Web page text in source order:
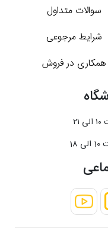
سوالات متداول
شرایط مرجوعی
همکاری در فروش